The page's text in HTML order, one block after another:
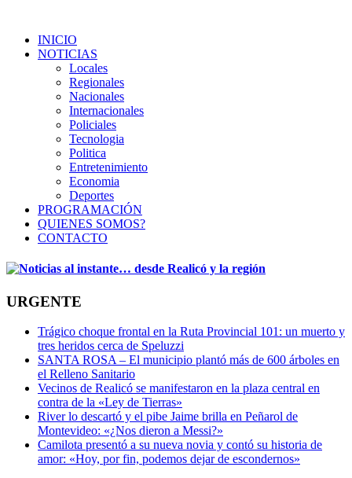
INICIO
NOTICIAS
Locales
Regionales
Nacionales
Internacionales
Policiales
Tecnologia
Politica
Entretenimiento
Economia
Deportes
PROGRAMACIÓN
QUIENES SOMOS?
CONTACTO
URGENTE
Trágico choque frontal en la Ruta Provincial 101: un muerto y
tres heridos cerca de Speluzzi
SANTA ROSA – El municipio plantó más de 600 árboles en
el Relleno Sanitario
Vecinos de Realicó se manifestaron en la plaza central en
contra de la «Ley de Tierras»
River lo descartó y el pibe Jaime brilla en Peñarol de
Montevideo: «¿Nos dieron a Messi?»
Camilota presentó a su nueva novia y contó su historia de
amor: «Hoy, por fin, podemos dejar de escondernos»